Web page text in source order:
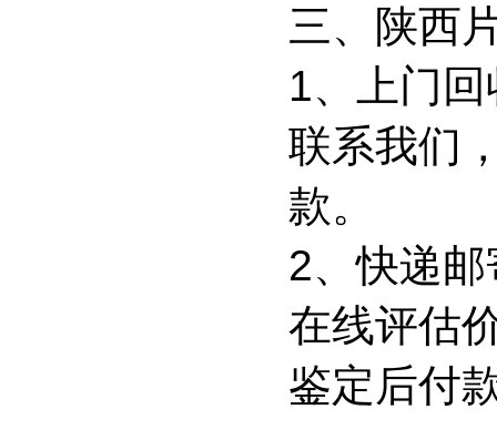
三、陕西
1、上门回
联系我们
款。
2、快递
在线评估
鉴定后付